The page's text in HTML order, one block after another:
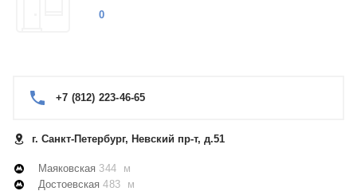
0
+7 (812) 223-46-65
г. Санкт-Петербург, Невский пр-т, д.51
Маяковская 344 м
Достоевская 483 м